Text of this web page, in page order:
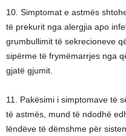
10. Simptomat e astmës
të prekurit nga alergjia apo
grumbullimit të sekrecioneve
sipërme të frymëmarrjes nga
gjatë gjumit.
11. Pakësimi i simptomave të
të astmës, mund të ndodhë
lëndëve të dëmshme për